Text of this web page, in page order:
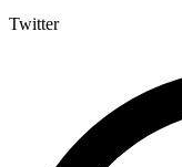
Twitter